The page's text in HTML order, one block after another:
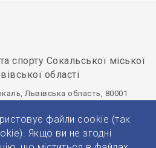
файли cookie (так
Якщо ви не згодні
спорту Сокальської міської
області
Львівська область, 80001
управління